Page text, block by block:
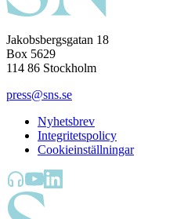
Jakobsbergsgatan 18
Box 5629
114 86 Stockholm
press@sns.se
Nyhetsbrev
Integritetspolicy
Cookieinställningar